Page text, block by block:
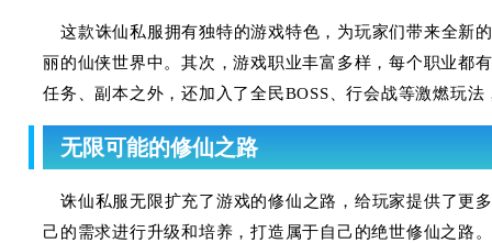
这款诛仙私服拥有独特的游戏特色，为玩家们带来全新
丽的仙侠世界中。其次，游戏职业丰富多样，每个职业都
任务、副本之外，还加入了全民BOSS、行会战等激燃玩
无限可能的修仙之路
诛仙私服无限扩充了游戏的修仙之路，给玩家提供了更
己的需求进行升级和培养，打造属于自己的绝世修仙之路